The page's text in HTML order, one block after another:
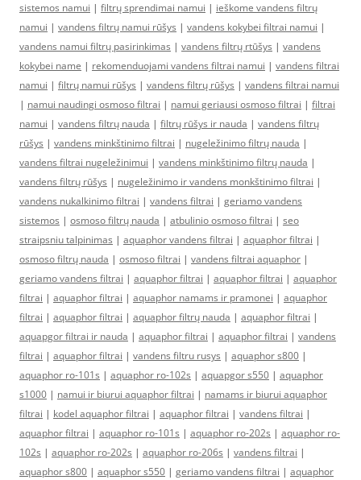
sistemos namui | filtrų sprendimai namui | ieškome vandens filtrų
namui | vandens filtrų namui rūšys | vandens kokybei filtrai namui |
vandens namui filtrų pasirinkimas | vandens filtrų rtūšys | vandens
kokybei name | rekomenduojami vandens filtrai namui | vandens filtrai
namui | filtrų namui rūšys | vandens filtrų rūšys | vandens filtrai namui
| namui naudingi osmoso filtrai | namui geriausi osmoso filtrai | filtrai
namui | vandens filtrų nauda | filtrų rūšys ir nauda | vandens filtrų
rūšys | vandens minkštinimo filtrai | nugeležinimo filtrų nauda |
vandens filtrai nugeležinimui | vandens minkštinimo filtrų nauda |
vandens filtrų rūšys | nugeležinimo ir vandens monkštinimo filtrai |
vandens nukalkinimo filtrai | vandens filtrai | geriamo vandens
sistemos | osmoso filtrų nauda | atbulinio osmoso filtrai | seo
straipsniu talpinimas | aquaphor vandens filtrai | aquaphor filtrai |
osmoso filtrų nauda | osmoso filtrai | vandens filtrai aquaphor |
geriamo vandens filtrai | aquaphor filtrai | aquaphor filtrai | aquaphor
filtrai | aquaphor filtrai | aquaphor namams ir pramonei | aquaphor
filtrai | aquaphor filtrai | aquaphor filtrų nauda | aquaphor filtrai |
aquapgor filtrai ir nauda | aquaphor filtrai | aquaphor filtrai | vandens
filtrai | aquaphor filtrai | vandens filtru rusys | aquaphor s800 |
aquaphor ro-101s | aquaphor ro-102s | aquapgor s550 | aquaphor
s1000 | namui ir biurui aquaphor filtrai | namams ir biurui aquaphor
filtrai | kodel aquaphor filtrai | aquaphor filtrai | vandens filtrai |
aquaphor filtrai | aquaphor ro-101s | aquaphor ro-202s | aquaphor ro-
102s | aquaphor ro-202s | aquaphor ro-206s | vandens filtrai |
aquaphor s800 | aquaphor s550 | geriamo vandens filtrai | aquaphor